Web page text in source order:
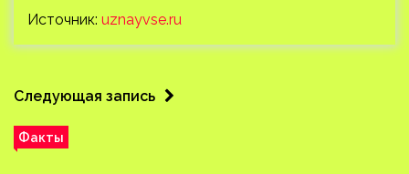
Источник: uznayvse.ru
Следующая запись
Факты